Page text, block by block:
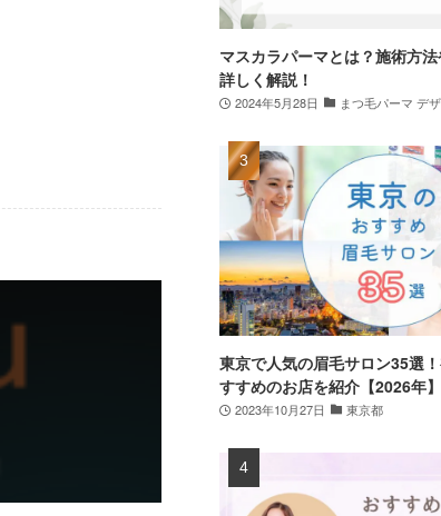
マスカラパーマとは？施術方
詳しく解説！
2024年5月28日 まつ毛パーマ デ
東京で人気の眉毛サロン35選
すすめのお店を紹介【2026年】
2023年10月27日 東京都